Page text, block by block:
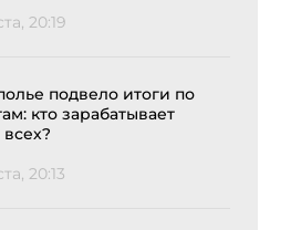
20:19
подвело итоги по
кто зарабатывает
20:13